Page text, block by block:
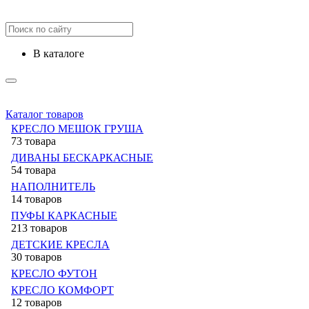
в каталоге
Каталог товаров
КРЕСЛО МЕШОК ГРУША
73 товара
ДИВАНЫ БЕСКАРКАСНЫЕ
54 товара
НАПОЛНИТЕЛЬ
14 товаров
ПУФЫ КАРКАСНЫЕ
213 товаров
ДЕТСКИЕ КРЕСЛА
30 товаров
КРЕСЛО ФУТОН
КРЕСЛО КОМФОРТ
12 товаров